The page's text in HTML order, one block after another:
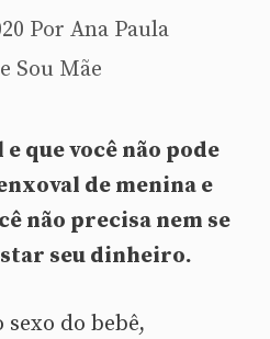
Por Ana Paula
Sou Mãe
que você não pode
de menina e
não precisa nem se
seu dinheiro.
sexo do bebê,